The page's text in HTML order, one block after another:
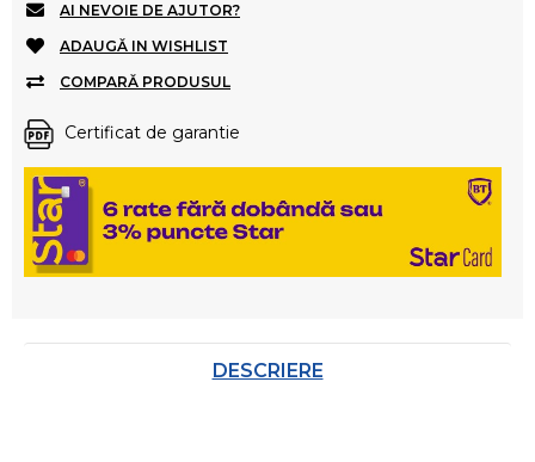
AI NEVOIE DE AJUTOR?
ADAUGĂ IN WISHLIST
COMPARĂ PRODUSUL
Certificat de garantie
DESCRIERE